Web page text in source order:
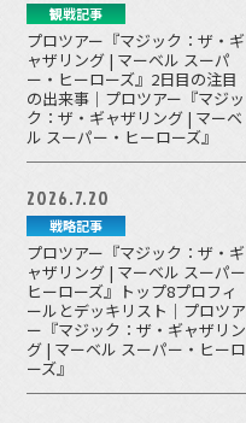
観戦記事
プロツアー『マジック：ザ・ギ
ャザリング | マーベル スーパ
ー・ヒーローズ』2日目の注目
の出来事｜プロツアー『マジッ
ク：ザ・ギャザリング | マーベ
ル スーパー・ヒーローズ』
2026.7.20
戦略記事
プロツアー『マジック：ザ・ギ
ャザリング | マーベル スーパー
ヒーローズ』トップ8プロフィ
ールとデッキリスト｜プロツア
ー『マジック：ザ・ギャザリン
グ | マーベル スーパー・ヒーロ
ーズ』